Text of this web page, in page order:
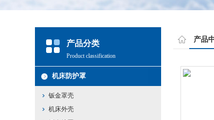
产品分类
Product classification
机床防护罩
钣金罩壳
机床外壳
产品